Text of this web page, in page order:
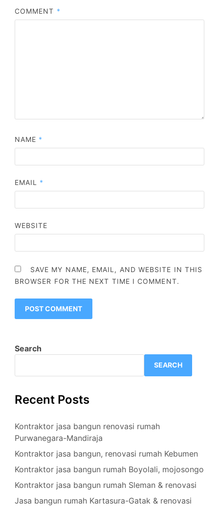
COMMENT *
NAME *
EMAIL *
WEBSITE
SAVE MY NAME, EMAIL, AND WEBSITE IN THIS
BROWSER FOR THE NEXT TIME I COMMENT.
Search
SEARCH
Recent Posts
Kontraktor jasa bangun renovasi rumah
Purwanegara-Mandiraja
Kontraktor jasa bangun, renovasi rumah Kebumen
Kontraktor jasa bangun rumah Boyolali, mojosongo
Kontraktor jasa bangun rumah Sleman & renovasi
Jasa bangun rumah Kartasura-Gatak & renovasi